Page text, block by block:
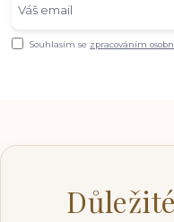
Souhlasím se zpracováním